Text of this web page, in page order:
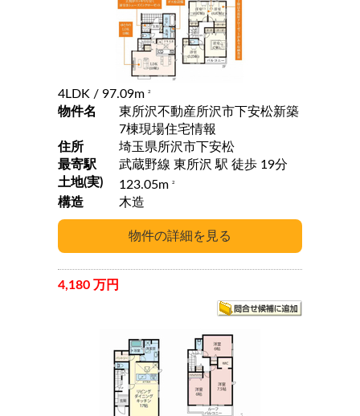
4LDK / 97.09m 2
物件名
東所沢不動産所沢市下安松新築
7棟現場住宅情報
住所
埼玉県所沢市下安松
最寄駅
武蔵野線 東所沢 駅 徒歩 19分
土地(実)
123.05m 2
構造 木造
4,180 万円